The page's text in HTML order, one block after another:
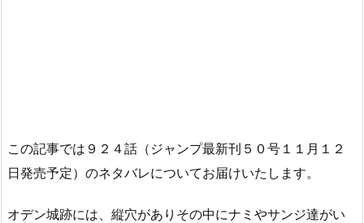
この記事では９２４話（ジャンプ最新刊５０号１１月１２
日発売予定）のネタバレについてお届けいたします。
オデン城跡には、縦穴がありその中にナミやサンジ達がい